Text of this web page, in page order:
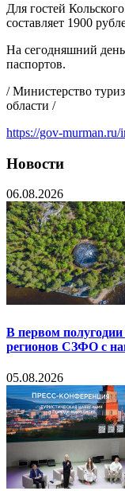
Для гостей
составляет 1900
На сегодняшний
паспортов.
/ Министерство
области /
https://gov-
Новости
06.08.2026
В первом
регионов СЗФО с
05.08.2026